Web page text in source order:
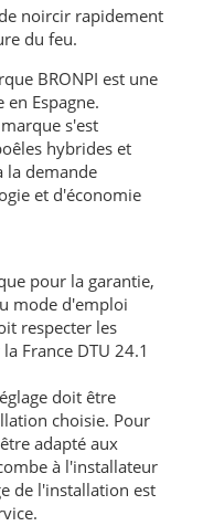
noircir rapidement
du feu.
BRONPI est une
Espagne.
s'est
hybrides et
la demande
et d'économie
pour la garantie,
mode d'emploi
respecter les
France DTU 24.1
doit être
choisie. Pour
adapté aux
à l'installateur
de l'installation est